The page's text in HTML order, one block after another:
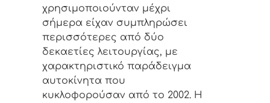
χρησιμοποιούνταν μέχρι
σήμερα είχαν συμπληρώσει
περισσότερες από δύο
δεκαετίες λειτουργίας, με
χαρακτηριστικό παράδειγμα
αυτοκίνητα που
κυκλοφορούσαν από το 2002. Η